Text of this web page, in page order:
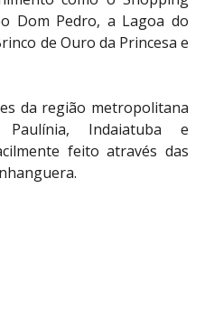
Dom Pedro, a Lagoa do
de Ouro da Princesa e
da região metropolitana
Indaiatuba e
feito através das